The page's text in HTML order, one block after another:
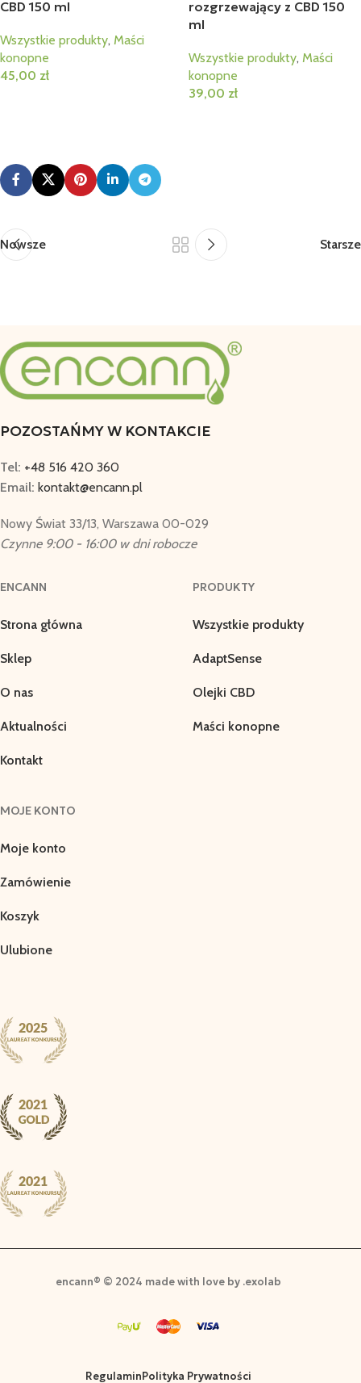
CBD 150 ml
Wszystkie produkty, Maści
konopne
45,00 zł
rozgrzewający z CBD 150
ml
Wszystkie produkty, Maści
konopne
39,00 zł
Nowsze Starsze
POZOSTAŃMY W KONTAKCIE
Tel: +48 516 420 360
Email: kontakt@encann.pl
Nowy Świat 33/13, Warszawa 00-029
Czynne 9:00 - 16:00 w dni robocze
ENCANN
Strona główna
Sklep
O nas
Aktualności
Kontakt
PRODUKTY
Wszystkie produkty
AdaptSense
Olejki CBD
Maści konopne
MOJE KONTO
Moje konto
Zamówienie
Koszyk
Ulubione
encann® © 2024 made with love by .exolab
RegulaminPolityka Prywatności